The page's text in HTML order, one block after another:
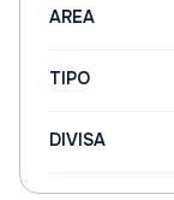
AREA
TIPO
DIVISA